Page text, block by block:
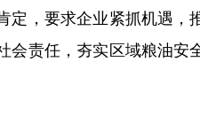
定，要求企业紧抓机遇
会责任，夯实区域粮油